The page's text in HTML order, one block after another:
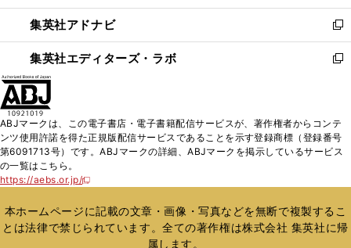
開
く
ウ
で
開
く
ン
ド
ウ
で
ウ
ィ
ン
ド
く
集英社アドナビ
新
し
い
ド
ウ
で
集英社エディターズ・ラボ
新
ィ
ン
ド
開
く
ABJマークは、この電子書店・電子書籍配信サービスが、著作権者からコンテ
ンツ使用許諾を得た正規版配信サービスであることを示す登録商標（登録番号
第6091713号）です。ABJマークの詳細、ABJマークを掲示しているサービス
の一覧はこちら。
https://aebs.or.jp/
新
い
ウ
ィ
本ホームページに記載の文章・画像・写真などを無断で複製するこ
とは法律で禁じられています。全ての著作権は株式会社 集英社に帰
属します。